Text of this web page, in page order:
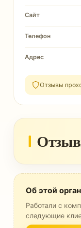
Сайт
Телефон
Адрес
Отзывы
Об этой
Работали с
следующие